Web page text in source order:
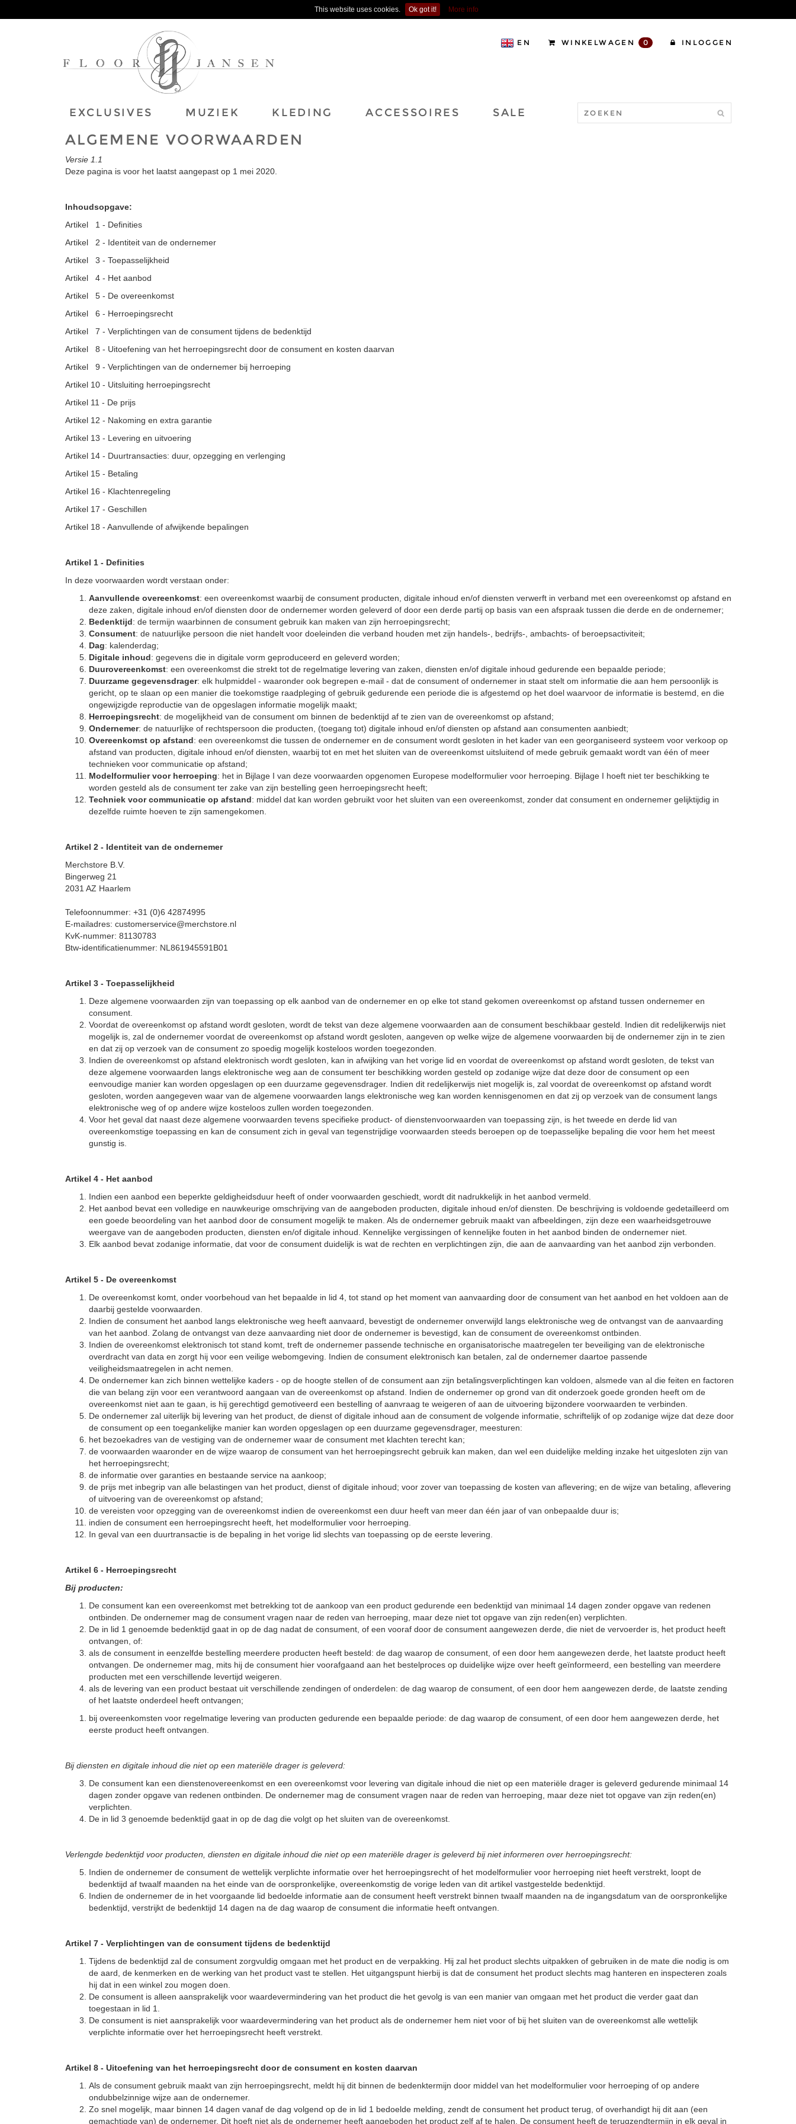
This website uses cookies. Ok got it! More info
EN WINKELWAGEN 0 INLOGGEN
EXCLUSIVES MUZIEK KLEDING ACCESSOIRES SALE
ALGEMENE VOORWAARDEN
Versie 1.1
Deze pagina is voor het laatst aangepast op 1 mei 2020.
Inhoudsopgave:
Artikel 1 - Definities
Artikel 2 - Identiteit van de ondernemer
Artikel 3 - Toepasselijkheid
Artikel 4 - Het aanbod
Artikel 5 - De overeenkomst
Artikel 6 - Herroepingsrecht
Artikel 7 - Verplichtingen van de consument tijdens de bedenktijd
Artikel 8 - Uitoefening van het herroepingsrecht door de consument en kosten daarvan
Artikel 9 - Verplichtingen van de ondernemer bij herroeping
Artikel 10 - Uitsluiting herroepingsrecht
Artikel 11 - De prijs
Artikel 12 - Nakoming en extra garantie
Artikel 13 - Levering en uitvoering
Artikel 14 - Duurtransacties: duur, opzegging en verlenging
Artikel 15 - Betaling
Artikel 16 - Klachtenregeling
Artikel 17 - Geschillen
Artikel 18 - Aanvullende of afwijkende bepalingen
Artikel 1 - Definities
In deze voorwaarden wordt verstaan onder:
Aanvullende overeenkomst: een overeenkomst waarbij de consument producten, digitale inhoud en/of diensten verwerft in verband met een overeenkomst op afstand en
deze zaken, digitale inhoud en/of diensten door de ondernemer worden geleverd of door een derde partij op basis van een afspraak tussen die derde en de ondernemer;
Bedenktijd: de termijn waarbinnen de consument gebruik kan maken van zijn herroepingsrecht;
Consument: de natuurlijke persoon die niet handelt voor doeleinden die verband houden met zijn handels-, bedrijfs-, ambachts- of beroepsactiviteit;
Dag: kalenderdag;
Digitale inhoud: gegevens die in digitale vorm geproduceerd en geleverd worden;
Duurovereenkomst: een overeenkomst die strekt tot de regelmatige levering van zaken, diensten en/of digitale inhoud gedurende een bepaalde periode;
Duurzame gegevensdrager: elk hulpmiddel - waaronder ook begrepen e-mail - dat de consument of ondernemer in staat stelt om informatie die aan hem persoonlijk is
gericht, op te slaan op een manier die toekomstige raadpleging of gebruik gedurende een periode die is afgestemd op het doel waarvoor de informatie is bestemd, en die
ongewijzigde reproductie van de opgeslagen informatie mogelijk maakt;
Herroepingsrecht: de mogelijkheid van de consument om binnen de bedenktijd af te zien van de overeenkomst op afstand;
Ondernemer: de natuurlijke of rechtspersoon die producten, (toegang tot) digitale inhoud en/of diensten op afstand aan consumenten aanbiedt;
Overeenkomst op afstand: een overeenkomst die tussen de ondernemer en de consument wordt gesloten in het kader van een georganiseerd systeem voor verkoop op
afstand van producten, digitale inhoud en/of diensten, waarbij tot en met het sluiten van de overeenkomst uitsluitend of mede gebruik gemaakt wordt van één of meer
technieken voor communicatie op afstand;
Modelformulier voor herroeping: het in Bijlage I van deze voorwaarden opgenomen Europese modelformulier voor herroeping. Bijlage I hoeft niet ter beschikking te
worden gesteld als de consument ter zake van zijn bestelling geen herroepingsrecht heeft;
Techniek voor communicatie op afstand: middel dat kan worden gebruikt voor het sluiten van een overeenkomst, zonder dat consument en ondernemer gelijktijdig in
dezelfde ruimte hoeven te zijn samengekomen.
Artikel 2 - Identiteit van de ondernemer
Merchstore B.V.
Bingerweg 21
2031 AZ Haarlem
Telefoonnummer: +31 (0)6 42874995
E-mailadres: customerservice@merchstore.nl
KvK-nummer: 81130783
Btw-identificatienummer: NL861945591B01
Artikel 3 - Toepasselijkheid
Deze algemene voorwaarden zijn van toepassing op elk aanbod van de ondernemer en op elke tot stand gekomen overeenkomst op afstand tussen ondernemer en
consument.
Voordat de overeenkomst op afstand wordt gesloten, wordt de tekst van deze algemene voorwaarden aan de consument beschikbaar gesteld. Indien dit redelijkerwijs niet
mogelijk is, zal de ondernemer voordat de overeenkomst op afstand wordt gesloten, aangeven op welke wijze de algemene voorwaarden bij de ondernemer zijn in te zien
en dat zij op verzoek van de consument zo spoedig mogelijk kosteloos worden toegezonden.
Indien de overeenkomst op afstand elektronisch wordt gesloten, kan in afwijking van het vorige lid en voordat de overeenkomst op afstand wordt gesloten, de tekst van
deze algemene voorwaarden langs elektronische weg aan de consument ter beschikking worden gesteld op zodanige wijze dat deze door de consument op een
eenvoudige manier kan worden opgeslagen op een duurzame gegevensdrager. Indien dit redelijkerwijs niet mogelijk is, zal voordat de overeenkomst op afstand wordt
gesloten, worden aangegeven waar van de algemene voorwaarden langs elektronische weg kan worden kennisgenomen en dat zij op verzoek van de consument langs
elektronische weg of op andere wijze kosteloos zullen worden toegezonden.
Voor het geval dat naast deze algemene voorwaarden tevens specifieke product- of dienstenvoorwaarden van toepassing zijn, is het tweede en derde lid van
overeenkomstige toepassing en kan de consument zich in geval van tegenstrijdige voorwaarden steeds beroepen op de toepasselijke bepaling die voor hem het meest
gunstig is.
Artikel 4 - Het aanbod
Indien een aanbod een beperkte geldigheidsduur heeft of onder voorwaarden geschiedt, wordt dit nadrukkelijk in het aanbod vermeld.
Het aanbod bevat een volledige en nauwkeurige omschrijving van de aangeboden producten, digitale inhoud en/of diensten. De beschrijving is voldoende gedetailleerd om
een goede beoordeling van het aanbod door de consument mogelijk te maken. Als de ondernemer gebruik maakt van afbeeldingen, zijn deze een waarheidsgetrouwe
weergave van de aangeboden producten, diensten en/of digitale inhoud. Kennelijke vergissingen of kennelijke fouten in het aanbod binden de ondernemer niet.
Elk aanbod bevat zodanige informatie, dat voor de consument duidelijk is wat de rechten en verplichtingen zijn, die aan de aanvaarding van het aanbod zijn verbonden.
Artikel 5 - De overeenkomst
De overeenkomst komt, onder voorbehoud van het bepaalde in lid 4, tot stand op het moment van aanvaarding door de consument van het aanbod en het voldoen aan de
daarbij gestelde voorwaarden.
Indien de consument het aanbod langs elektronische weg heeft aanvaard, bevestigt de ondernemer onverwijld langs elektronische weg de ontvangst van de aanvaarding
van het aanbod. Zolang de ontvangst van deze aanvaarding niet door de ondernemer is bevestigd, kan de consument de overeenkomst ontbinden.
Indien de overeenkomst elektronisch tot stand komt, treft de ondernemer passende technische en organisatorische maatregelen ter beveiliging van de elektronische
overdracht van data en zorgt hij voor een veilige webomgeving. Indien de consument elektronisch kan betalen, zal de ondernemer daartoe passende
veiligheidsmaatregelen in acht nemen.
De ondernemer kan zich binnen wettelijke kaders - op de hoogte stellen of de consument aan zijn betalingsverplichtingen kan voldoen, alsmede van al die feiten en factoren
die van belang zijn voor een verantwoord aangaan van de overeenkomst op afstand. Indien de ondernemer op grond van dit onderzoek goede gronden heeft om de
overeenkomst niet aan te gaan, is hij gerechtigd gemotiveerd een bestelling of aanvraag te weigeren of aan de uitvoering bijzondere voorwaarden te verbinden.
De ondernemer zal uiterlijk bij levering van het product, de dienst of digitale inhoud aan de consument de volgende informatie, schriftelijk of op zodanige wijze dat deze door
de consument op een toegankelijke manier kan worden opgeslagen op een duurzame gegevensdrager, meesturen:
het bezoekadres van de vestiging van de ondernemer waar de consument met klachten terecht kan;
de voorwaarden waaronder en de wijze waarop de consument van het herroepingsrecht gebruik kan maken, dan wel een duidelijke melding inzake het uitgesloten zijn van
het herroepingsrecht;
de informatie over garanties en bestaande service na aankoop;
de prijs met inbegrip van alle belastingen van het product, dienst of digitale inhoud; voor zover van toepassing de kosten van aflevering; en de wijze van betaling, aflevering
of uitvoering van de overeenkomst op afstand;
de vereisten voor opzegging van de overeenkomst indien de overeenkomst een duur heeft van meer dan één jaar of van onbepaalde duur is;
indien de consument een herroepingsrecht heeft, het modelformulier voor herroeping.
In geval van een duurtransactie is de bepaling in het vorige lid slechts van toepassing op de eerste levering.
Artikel 6 - Herroepingsrecht
Bij producten:
De consument kan een overeenkomst met betrekking tot de aankoop van een product gedurende een bedenktijd van minimaal 14 dagen zonder opgave van redenen
ontbinden. De ondernemer mag de consument vragen naar de reden van herroeping, maar deze niet tot opgave van zijn reden(en) verplichten.
De in lid 1 genoemde bedenktijd gaat in op de dag nadat de consument, of een vooraf door de consument aangewezen derde, die niet de vervoerder is, het product heeft
ontvangen, of:
als de consument in eenzelfde bestelling meerdere producten heeft besteld: de dag waarop de consument, of een door hem aangewezen derde, het laatste product heeft
ontvangen. De ondernemer mag, mits hij de consument hier voorafgaand aan het bestelproces op duidelijke wijze over heeft geïnformeerd, een bestelling van meerdere
producten met een verschillende levertijd weigeren.
als de levering van een product bestaat uit verschillende zendingen of onderdelen: de dag waarop de consument, of een door hem aangewezen derde, de laatste zending
of het laatste onderdeel heeft ontvangen;
bij overeenkomsten voor regelmatige levering van producten gedurende een bepaalde periode: de dag waarop de consument, of een door hem aangewezen derde, het
eerste product heeft ontvangen.
Bij diensten en digitale inhoud die niet op een materiële drager is geleverd:
De consument kan een dienstenovereenkomst en een overeenkomst voor levering van digitale inhoud die niet op een materiële drager is geleverd gedurende minimaal 14
dagen zonder opgave van redenen ontbinden. De ondernemer mag de consument vragen naar de reden van herroeping, maar deze niet tot opgave van zijn reden(en)
verplichten.
De in lid 3 genoemde bedenktijd gaat in op de dag die volgt op het sluiten van de overeenkomst.
Verlengde bedenktijd voor producten, diensten en digitale inhoud die niet op een materiële drager is geleverd bij niet informeren over herroepingsrecht:
Indien de ondernemer de consument de wettelijk verplichte informatie over het herroepingsrecht of het modelformulier voor herroeping niet heeft verstrekt, loopt de
bedenktijd af twaalf maanden na het einde van de oorspronkelijke, overeenkomstig de vorige leden van dit artikel vastgestelde bedenktijd.
Indien de ondernemer de in het voorgaande lid bedoelde informatie aan de consument heeft verstrekt binnen twaalf maanden na de ingangsdatum van de oorspronkelijke
bedenktijd, verstrijkt de bedenktijd 14 dagen na de dag waarop de consument die informatie heeft ontvangen.
Artikel 7 - Verplichtingen van de consument tijdens de bedenktijd
Tijdens de bedenktijd zal de consument zorgvuldig omgaan met het product en de verpakking. Hij zal het product slechts uitpakken of gebruiken in de mate die nodig is om
de aard, de kenmerken en de werking van het product vast te stellen. Het uitgangspunt hierbij is dat de consument het product slechts mag hanteren en inspecteren zoals
hij dat in een winkel zou mogen doen.
De consument is alleen aansprakelijk voor waardevermindering van het product die het gevolg is van een manier van omgaan met het product die verder gaat dan
toegestaan in lid 1.
De consument is niet aansprakelijk voor waardevermindering van het product als de ondernemer hem niet voor of bij het sluiten van de overeenkomst alle wettelijk
verplichte informatie over het herroepingsrecht heeft verstrekt.
Artikel 8 - Uitoefening van het herroepingsrecht door de consument en kosten daarvan
Als de consument gebruik maakt van zijn herroepingsrecht, meldt hij dit binnen de bedenktermijn door middel van het modelformulier voor herroeping of op andere
ondubbelzinnige wijze aan de ondernemer.
Zo snel mogelijk, maar binnen 14 dagen vanaf de dag volgend op de in lid 1 bedoelde melding, zendt de consument het product terug, of overhandigt hij dit aan (een
gemachtigde van) de ondernemer. Dit hoeft niet als de ondernemer heeft aangeboden het product zelf af te halen. De consument heeft de terugzendtermijn in elk geval in